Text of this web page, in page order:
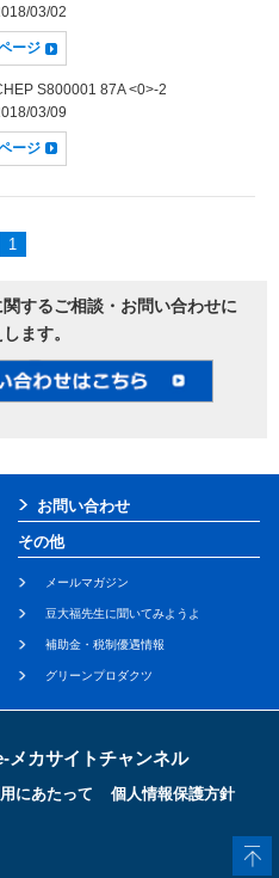
03/02
ージ
S800001 87A <0>-2
03/09
ージ
1
するご相談・お問い合わせに
ます。
お問い合わせ
その他
メールマガジン
豆大福先生に聞いてみようよ
補助金・税制優遇情報
グリーンプロダクツ
メカサイトチャンネル
にあたって
個人情報保護方針